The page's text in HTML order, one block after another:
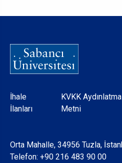
Dipnot
İhale
İlanları
KVKK Aydınlatma
Metni
Orta Mahalle, 34956 Tuzla,
Telefon: +90 216 483 90 00